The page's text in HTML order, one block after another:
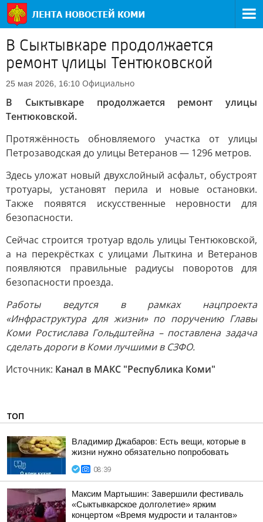
В Сыктывкаре продолжается
ремонт улицы Тентюковской
25 мая 2026, 16:10 Официально
В Сыктывкаре продолжается ремонт улицы
Тентюковской.
Протяжённость обновляемого участка от улицы
Петрозаводская до улицы Ветеранов — 1296 метров.
Здесь уложат новый двухслойный асфальт, обустроят
тротуары, установят перила и новые остановки.
Также появятся искусственные неровности для
безопасности.
Сейчас строится тротуар вдоль улицы Тентюковской,
а на перекрёстках с улицами Лыткина и Ветеранов
появляются правильные радиусы поворотов для
безопасности проезда.
Работы ведутся в рамках нацпроекта
«Инфраструктура для жизни» по поручению Главы
Коми Ростислава Гольдштейна – поставлена задача
сделать дороги в Коми лучшими в СЗФО.
Источник: Канал в МАКС "Республика Коми"
ТОП
Владимир Джабаров: Есть вещи, которые в
жизни нужно обязательно попробовать
08:39
Максим Мартышин: Завершили фестиваль
«Сыктывкарское долголетие» ярким
концертом «Время мудрости и талантов»